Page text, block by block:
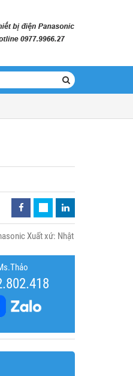
Xuất xứ: Nhật